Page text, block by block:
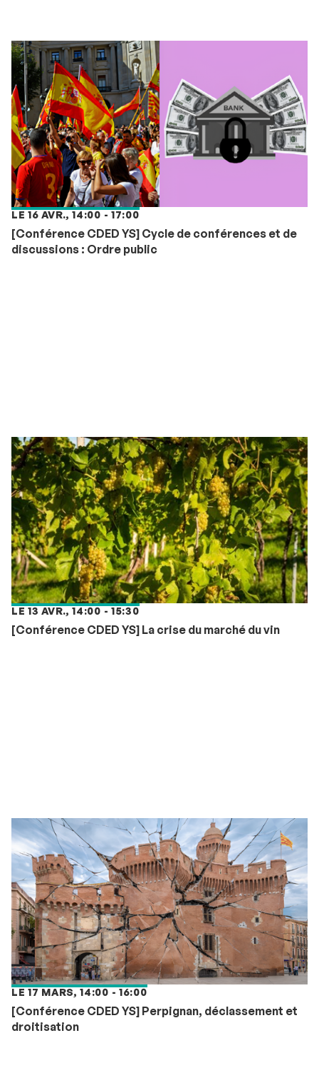
LE 16 AVR., 14:00 - 17:00
[Conférence CDED YS] Cycle de conférences et de
discussions : Ordre public
LE 13 AVR., 14:00 - 15:30
[Conférence CDED YS] La crise du marché du vin
LE 17 MARS, 14:00 - 16:00
[Conférence CDED YS] Perpignan, déclassement et
droitisation